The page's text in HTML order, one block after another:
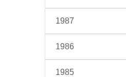
1987
1986
1985